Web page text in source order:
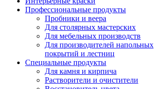
Профессиональные продукты
Пробники и веера
Для столярных мастерских
Для мебельных производств
Для производителей напольных
покрытий и лестниц
Специальные продукты
Для камня и кирпича
Растворители и очистители